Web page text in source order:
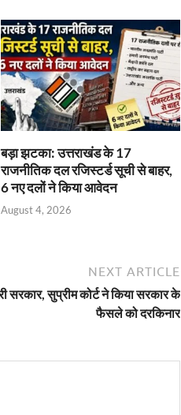
बड़ा झटका: उत्तराखंड के 17
राजनीतिक दल रजिस्टर्ड सूची से बाहर,
6 नए दलों ने किया आवेदन
August 4, 2026
NEXT ARTICLE
सरकार, सुप्रीम कोर्ट ने किया सरकार के
फैसले को दरकिनार